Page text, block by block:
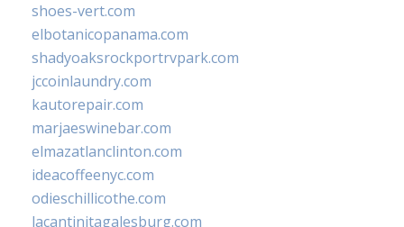
shoes-vert.com
elbotanicopanama.com
shadyoaksrockportrvpark.com
jccoinlaundry.com
kautorepair.com
marjaeswinebar.com
elmazatlanclinton.com
ideacoffeenyc.com
odieschillicothe.com
lacantinitagalesburg.com